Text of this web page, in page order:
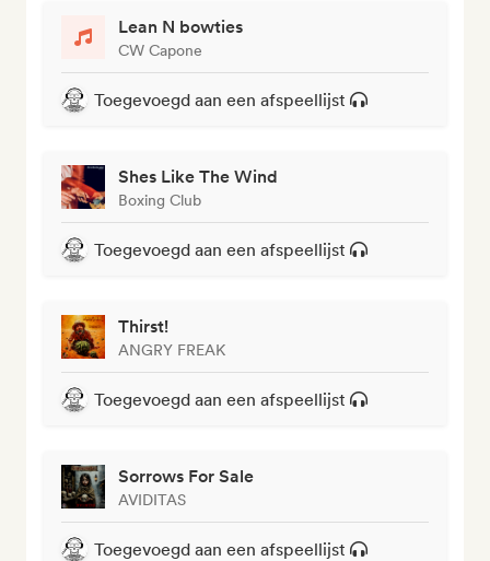
Lean N bowties
CW Capone
Toegevoegd aan een afspeellijst
Shes Like The Wind
Boxing Club
Toegevoegd aan een afspeellijst
Thirst!
ANGRY FREAK
Toegevoegd aan een afspeellijst
Sorrows For Sale
AVIDITAS
Toegevoegd aan een afspeellijst